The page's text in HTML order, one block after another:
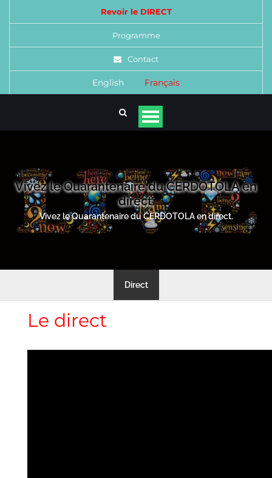
Revoir le DIRECT
Programme
Contact
English Français
Vivez le Quarantenaire du CERDOTOLA en
direct.
Vivez le Quarantenaire du CERDOTOLA en direct.
Direct
Le direct